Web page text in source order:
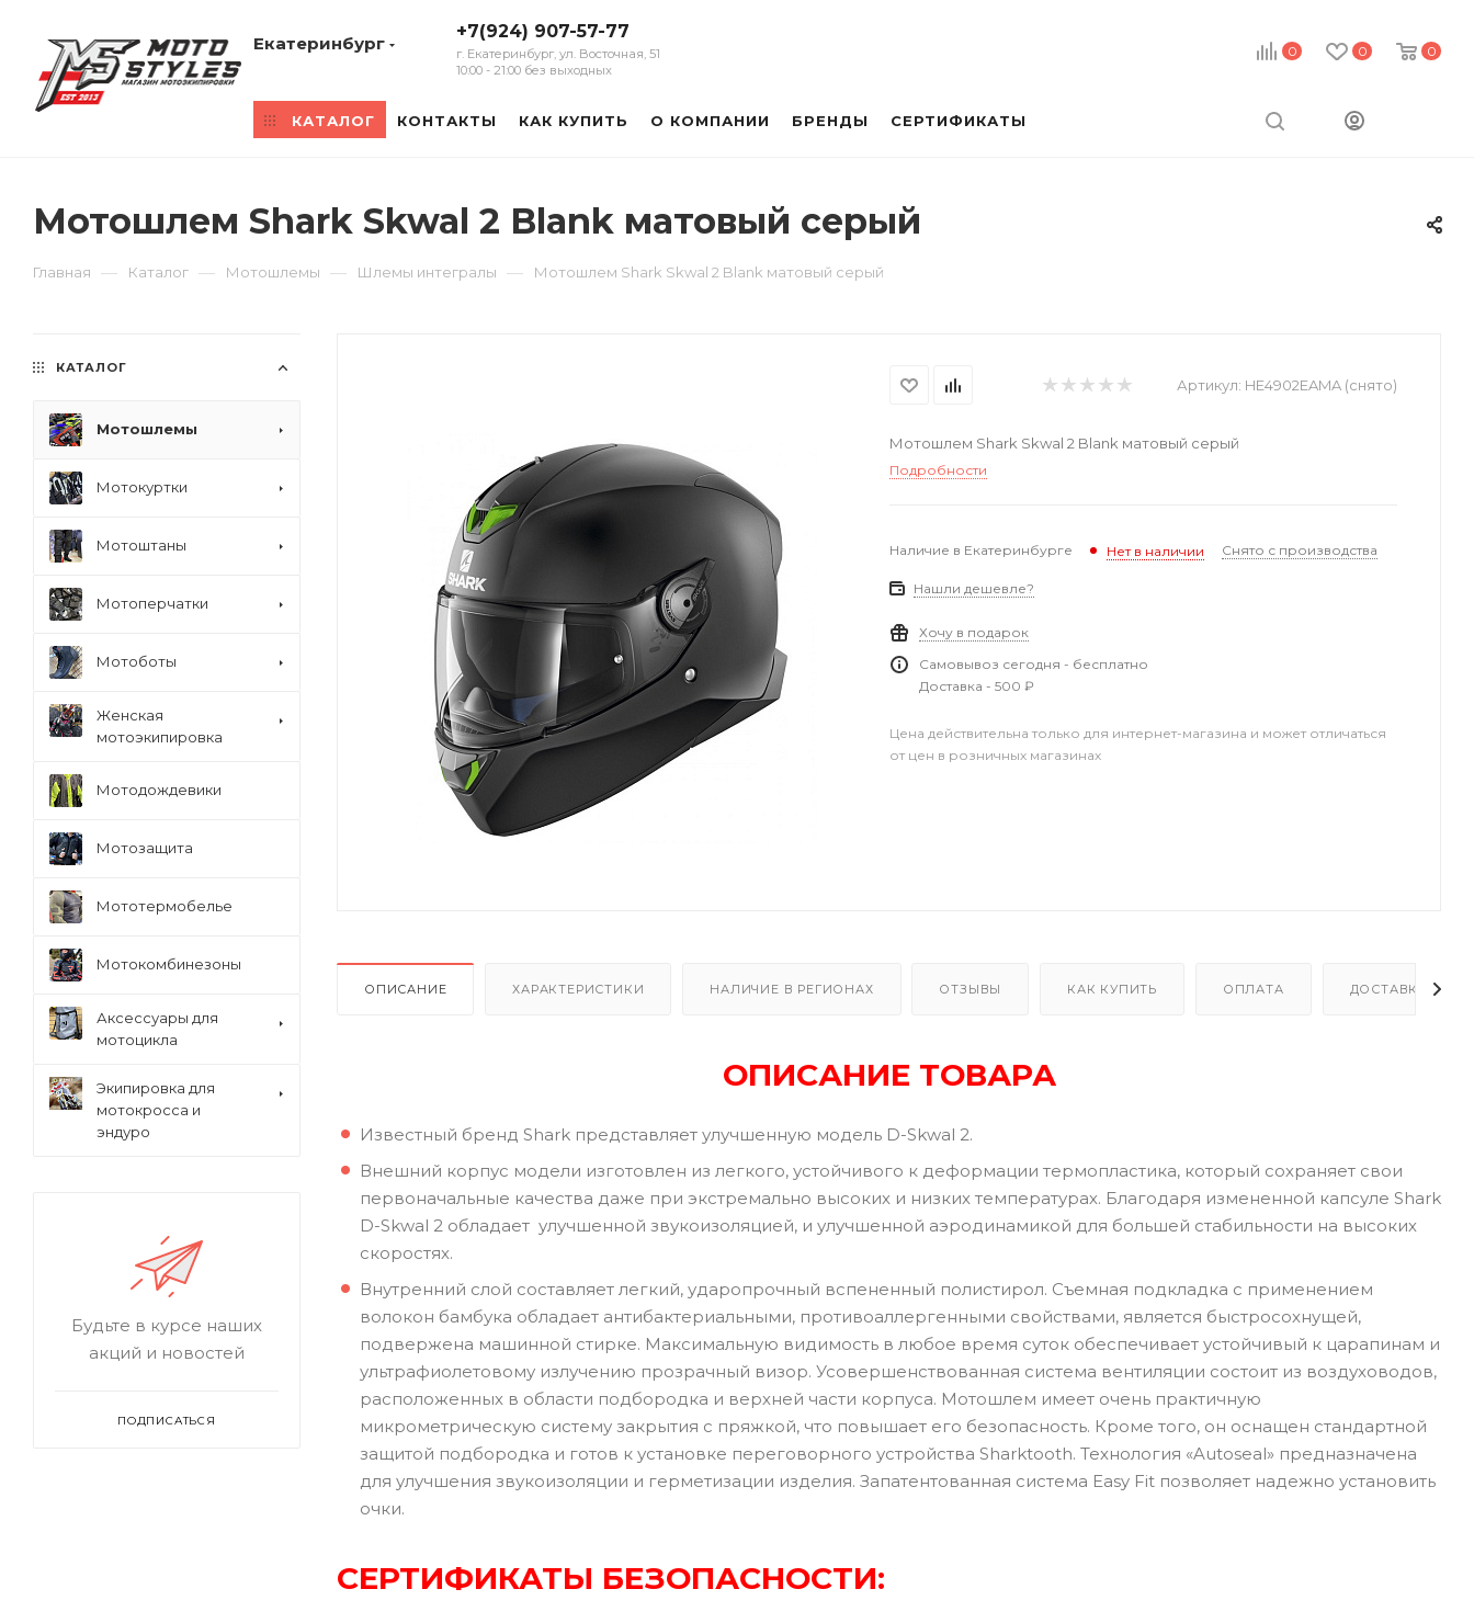
0 0 0
Екатеринбург
+7(924) 907-57-77
г. Екатеринбург, ул. Восточная, 51
10:00 - 21:00 без выходных
КАТАЛОГ КОНТАКТЫ КАК КУПИТЬ О КОМПАНИИ БРЕНДЫ СЕРТИФИКАТЫ
Мотошлем Shark Skwal 2 Blank матовый серый
Главная — Каталог — Мотошлемы — Шлемы интегралы — Мотошлем Shark Skwal 2 Blank матовый серый
Артикул: HE4902EAMA (снято)
Мотошлем Shark Skwal 2 Blank матовый серый
Подробности
Наличие в Екатеринбурге Нет в наличии Снято с производства
Нашли дешевле?
Хочу в подарок
Самовывоз сегодня - бесплатно
Доставка - 500 ₽
Цена действительна только для интернет-магазина и может отличаться
от цен в розничных магазинах
ОПИСАНИЕ ХАРАКТЕРИСТИКИ НАЛИЧИЕ В РЕГИОНАХ ОТЗЫВЫ КАК КУПИТЬ ОПЛАТА ДОСТАВКА
ОПИСАНИЕ ТОВАРА
Известный бренд Shark представляет улучшенную модель D-Skwal 2.
Внешний корпус модели изготовлен из легкого, устойчивого к деформации термопластика, который сохраняет свои
первоначальные качества даже при экстремально высоких и низких температурах. Благодаря измененной капсуле Shark
D-Skwal 2 обладает улучшенной звукоизоляцией, и улучшенной аэродинамикой для большей стабильности на высоких
скоростях.
Внутренний слой составляет легкий, ударопрочный вспененный полистирол. Съемная подкладка с применением
волокон бамбука обладает антибактериальными, противоаллергенными свойствами, является быстросохнущей,
подвержена машинной стирке. Максимальную видимость в любое время суток обеспечивает устойчивый к царапинам и
ультрафиолетовому излучению прозрачный визор. Усовершенствованная система вентиляции состоит из воздуховодов,
расположенных в области подбородка и верхней части корпуса. Мотошлем имеет очень практичную
микрометрическую систему закрытия с пряжкой, что повышает его безопасность. Кроме того, он оснащен стандартной
защитой подбородка и готов к установке переговорного устройства Sharktooth. Технология «Autoseal» предназначена
для улучшения звукоизоляции и герметизации изделия. Запатентованная система Easy Fit позволяет надежно установить
очки.
СЕРТИФИКАТЫ БЕЗОПАСНОСТИ:
КАТАЛОГ
Мотошлемы
Мотокуртки
Мотоштаны
Мотоперчатки
Мотоботы
Женская
мотоэкипировка
Мотодождевики
Мотозащита
Мототермобелье
Мотокомбинезоны
Аксессуары для
мотоцикла
Экипировка для
мотокросса и
эндуро
Будьте в курсе наших
акций и новостей
ПОДПИСАТЬСЯ